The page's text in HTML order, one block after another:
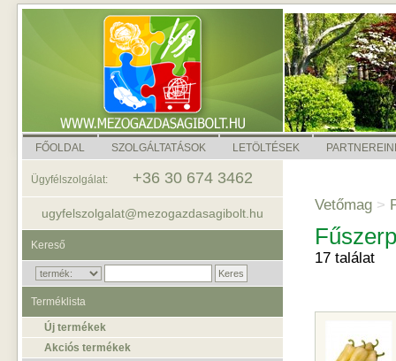
FŐOLDAL SZOLGÁLTATÁSOK LETÖLTÉSEK
Vetőmag >
17 találat
Ügyfélszolgálat: +36 30 674 3462
ugyfelszolgalat@mezogazdasagibolt.hu
Kereső
Terméklista
Új termékek
Akciós termékek